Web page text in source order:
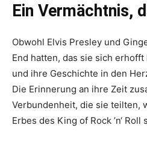
Ein Vermächtnis,
Obwohl Elvis Presley und
End hatten, das sie sich
und ihre Geschichte in den
Die Erinnerung an ihre Zeit
Verbundenheit, die sie teilten,
Erbes des King of Rock ’n‘ Roll